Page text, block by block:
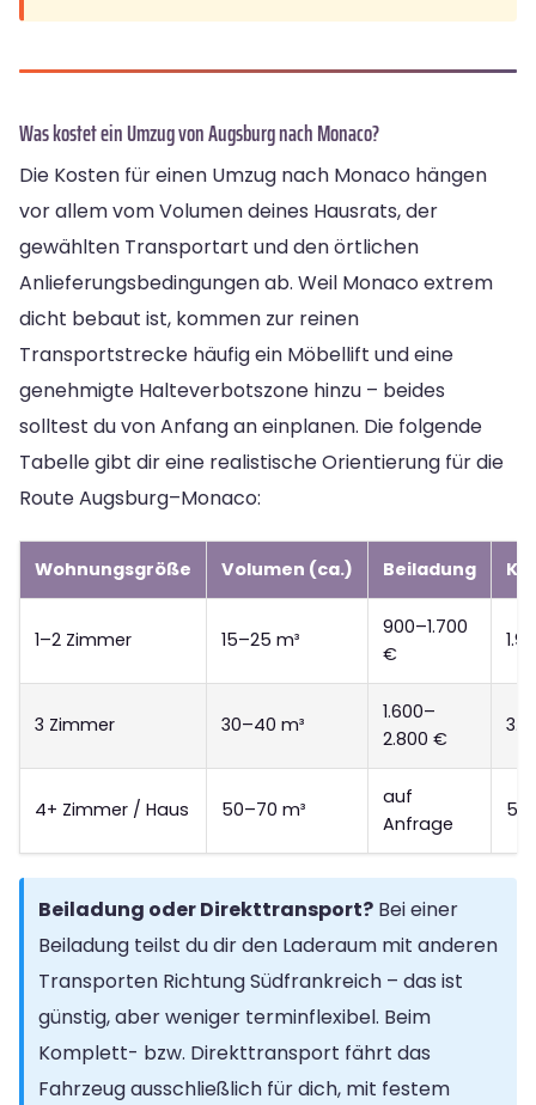
Was kostet ein Umzug von Augsburg nach Monaco?
Die Kosten für einen Umzug nach Monaco hängen
vor allem vom Volumen deines Hausrats, der
gewählten Transportart und den örtlichen
Anlieferungsbedingungen ab. Weil Monaco extrem
dicht bebaut ist, kommen zur reinen
Transportstrecke häufig ein Möbellift und eine
genehmigte Halteverbotszone hinzu – beides
solltest du von Anfang an einplanen. Die folgende
Tabelle gibt dir eine realistische Orientierung für die
Route Augsburg–Monaco:
Wohnungsgröße Volumen (ca.) Beiladung
1–2 Zimmer 15–25 m³
900–1.700
€
3 Zimmer 30–40 m³
1.600–
2.800 €
4+ Zimmer / Haus 50–70 m³
auf
Anfrage
Beiladung oder Direkttransport? Bei einer
Beiladung teilst du dir den Laderaum mit anderen
Transporten Richtung Südfrankreich – das ist
günstig, aber weniger terminflexibel. Beim
Komplett- bzw. Direkttransport fährt das
Fahrzeug ausschließlich für dich, mit festem